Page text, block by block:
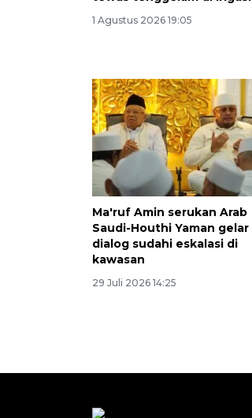
1 Agustus 2026 19:05
Ma'ruf Amin serukan Arab
Saudi-Houthi Yaman gelar
dialog sudahi eskalasi di
kawasan
29 Juli 2026 14:25